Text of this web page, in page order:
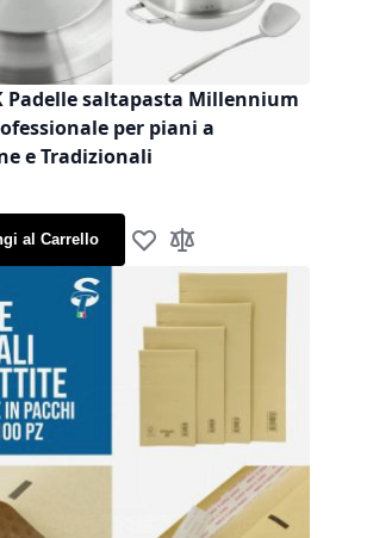
Padelle saltapasta Millennium
per piani a
e Tradizionali
al Carrello Aggiungi alla lista desideri
Aggiungi al confronto